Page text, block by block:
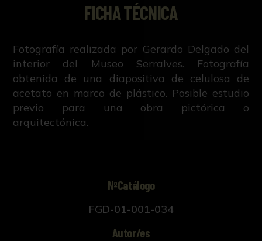
FICHA TÉCNICA
Fotografía realizada por Gerardo Delgado del
interior del Museo Serralves. Fotografía
obtenida de una diapositiva de celulosa de
acetato en marco de plástico. Posible estudio
previo para una obra pictórica o
arquitectónica.
NºCatálogo
FGD-01-001-034
Autor/es